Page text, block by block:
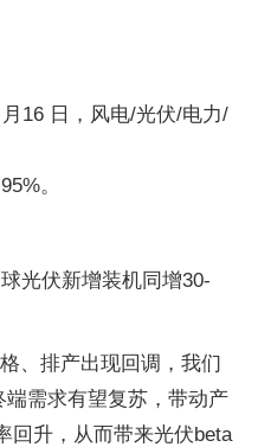
16 日，风电/光伏/电力/
。
光伏新增装机同增30-
、排产出现回调，我们
需求有望复苏，带动产
回升，从而带来光伏beta